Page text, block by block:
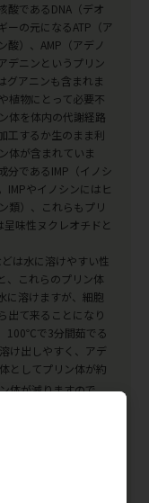
酸であるDNA（デオ
ーの元になるATP（ア
酸）、AMP（アデノ
デニンというプリン
グアニンも含まれま
植物にとって必要不
体を体内の代謝経路
工するか生のまま利
体が含まれていま
分であるIMP（イノシ
IMPやイノシンにはヒ
類）、これらもプリ
味性ヌクレオチドと
は水に溶けやすい性
、これらのプリン体
に溶けますが、細胞
出て来ることになり
100℃で3分間茹でる
け出しやすく、アデ
としてプリン体が約
体が減りますので、